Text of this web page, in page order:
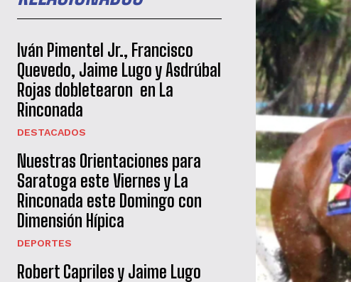
Iván Pimentel Jr., Francisco
Quevedo, Jaime Lugo y Asdrúbal
Rojas dobletearon en La
Rinconada
DESTACADOS
Nuestras Orientaciones para
Saratoga este Viernes y La
Rinconada este Domingo con
Dimensión Hípica
DEPORTES
Robert Capriles y Jaime Lugo